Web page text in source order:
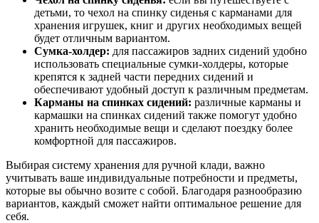
детьми, то чехол на спинку сиденья с карманами для
хранения игрушек, книг и других необходимых вещей
будет отличным вариантом.
Сумка-холдер: для пассажиров задних сидений удобно
использовать специальные сумки-холдеры, которые
крепятся к задней части передних сидений и
обеспечивают удобный доступ к различным предметам.
Карманы на спинках сидений: различные карманы и
кармашки на спинках сидений также помогут удобно
хранить необходимые вещи и сделают поездку более
комфортной для пассажиров.
Выбирая систему хранения для ручной клади, важно
учитывать ваше индивидуальные потребности и предметы,
которые вы обычно возите с собой. Благодаря разнообразию
вариантов, каждый сможет найти оптимальное решение для
себя.